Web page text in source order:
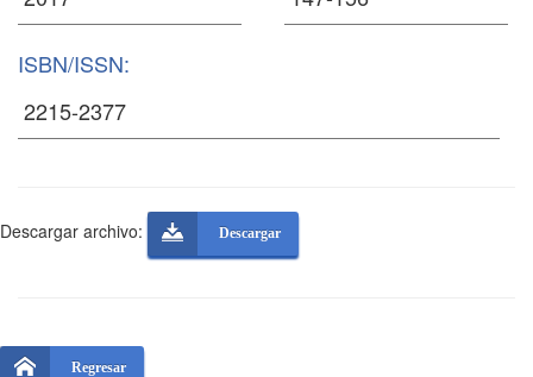
ISBN/ISSN:
Descargar archivo: Descargar
Regresar